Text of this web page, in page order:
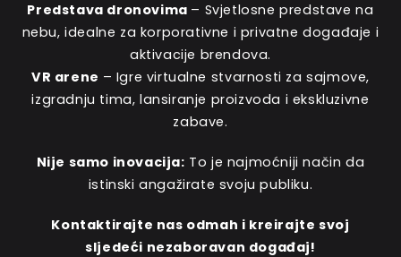
Predstava dronovima – Svjetlosne predstave na
nebu, idealne za korporativne i privatne događaje i
aktivacije brendova.
VR arene – Igre virtualne stvarnosti za sajmove,
izgradnju tima, lansiranje proizvoda i ekskluzivne
zabave.
Nije samo inovacija: To je najmoćniji način da
istinski angažirate svoju publiku.
Kontaktirajte nas odmah i kreirajte svoj
sljedeći nezaboravan događaj!